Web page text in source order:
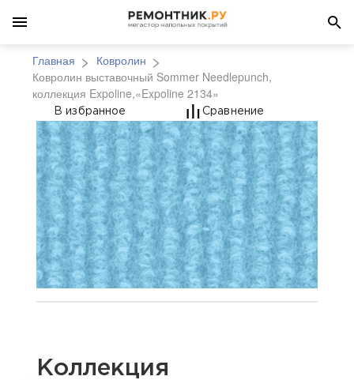
Главная
Ковролин
Ковролин выставочный Sommer Needlepunch,
коллекция Expoline,«Expoline 2134»
Ковролин
В избранное Сравнение
Коллекция